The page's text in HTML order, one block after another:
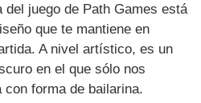
del juego de Path Games está
que te mantiene en
A nivel artístico, es un
en el que sólo nos
con forma de bailarina.